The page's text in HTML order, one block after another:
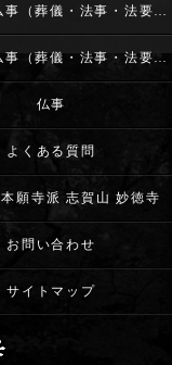
岐阜市の仏事（葬儀・法事・法要）･浄土真宗本願寺派 志賀山 妙徳寺の口コミ情報
岐阜市の仏事（葬儀・法事・法要）･浄土真宗本願寺派 志賀山 妙徳寺のお客様の声
仏事
よくある質問
願寺派 志賀山 妙徳寺
お問い合わせ
サイトマップ